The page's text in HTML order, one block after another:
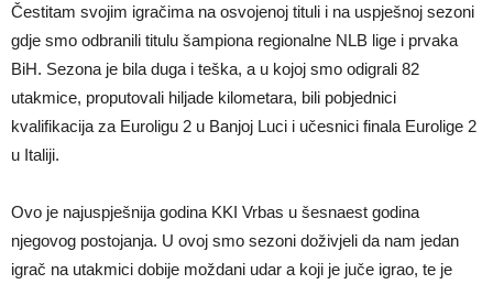
Čestitam svojim igračima na osvojenoj tituli i na uspješnoj sezoni
gdje smo odbranili titulu šampiona regionalne NLB lige i prvaka
BiH. Sezona je bila duga i teška, a u kojoj smo odigrali 82
utakmice, proputovali hiljade kilometara, bili pobjednici
kvalifikacija za Euroligu 2 u Banjoj Luci i učesnici finala Eurolige 2
u Italiji.
Ovo je najuspješnija godina KKI Vrbas u šesnaest godina
njegovog postojanja. U ovoj smo sezoni doživjeli da nam jedan
igrač na utakmici dobije moždani udar a koji je juče igrao, te je